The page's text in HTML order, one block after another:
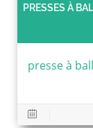
PRESSES À
presse à